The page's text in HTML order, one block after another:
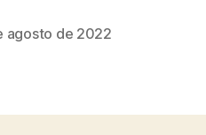
agosto de 2022